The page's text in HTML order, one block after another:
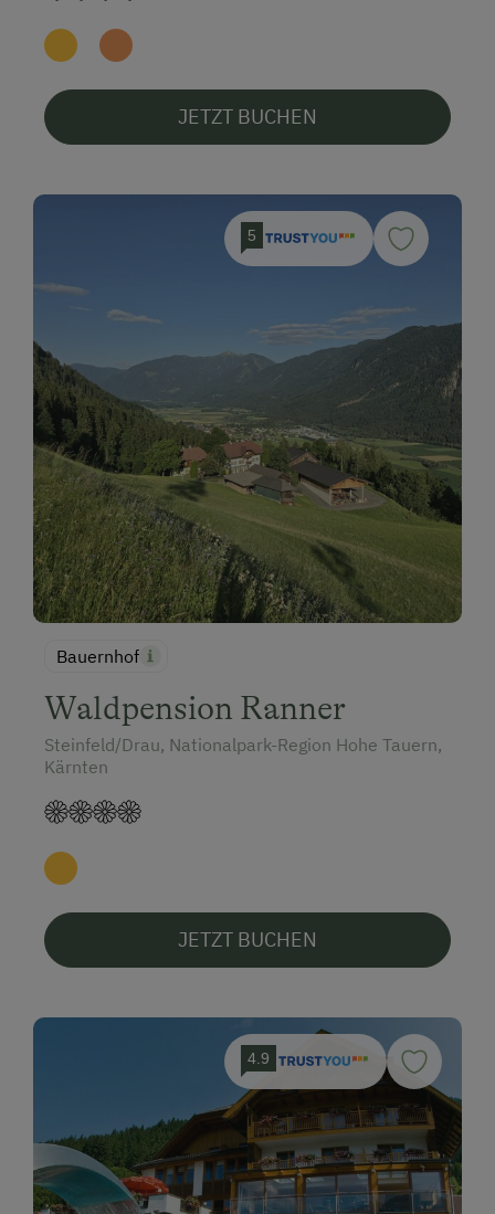
JETZT BUCHEN
5
Bauernhof
Waldpension Ranner
Steinfeld/Drau, Nationalpark-Region Hohe Tauern,
Kärnten
JETZT BUCHEN
4.9